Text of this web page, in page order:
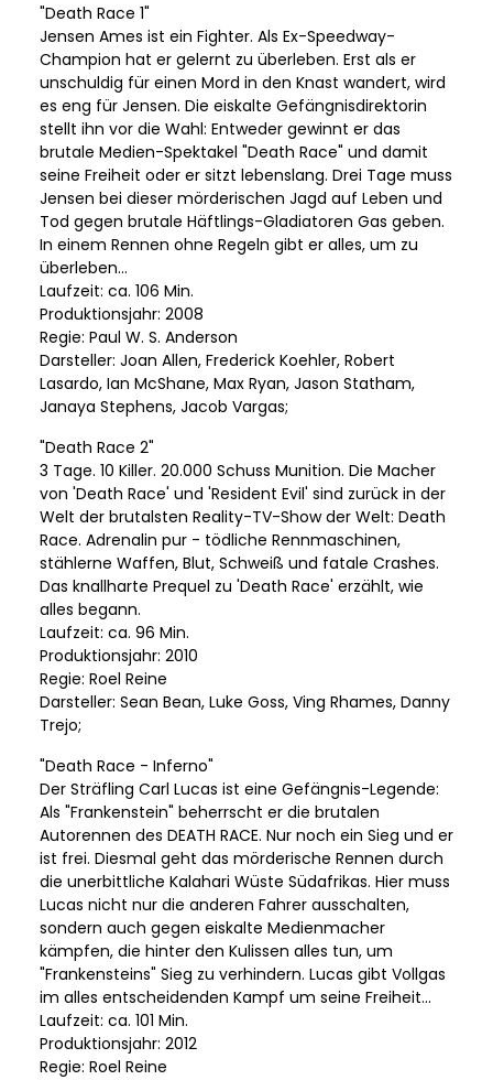
"Death Race 1"
Jensen Ames ist ein Fighter. Als Ex-Speedway-
Champion hat er gelernt zu überleben. Erst als er
unschuldig für einen Mord in den Knast wandert, wird
es eng für Jensen. Die eiskalte Gefängnisdirektorin
stellt ihn vor die Wahl: Entweder gewinnt er das
brutale Medien-Spektakel "Death Race" und damit
seine Freiheit oder er sitzt lebenslang. Drei Tage muss
Jensen bei dieser mörderischen Jagd auf Leben und
Tod gegen brutale Häftlings-Gladiatoren Gas geben.
In einem Rennen ohne Regeln gibt er alles, um zu
überleben...
Laufzeit: ca. 106 Min.
Produktionsjahr: 2008
Regie: Paul W. S. Anderson
Darsteller: Joan Allen, Frederick Koehler, Robert
Lasardo, Ian McShane, Max Ryan, Jason Statham,
Janaya Stephens, Jacob Vargas;
"Death Race 2"
3 Tage. 10 Killer. 20.000 Schuss Munition. Die Macher
von 'Death Race' und 'Resident Evil' sind zurück in der
Welt der brutalsten Reality-TV-Show der Welt: Death
Race. Adrenalin pur - tödliche Rennmaschinen,
stählerne Waffen, Blut, Schweiß und fatale Crashes.
Das knallharte Prequel zu 'Death Race' erzählt, wie
alles begann.
Laufzeit: ca. 96 Min.
Produktionsjahr: 2010
Regie: Roel Reine
Darsteller: Sean Bean, Luke Goss, Ving Rhames, Danny
Trejo;
"Death Race - Inferno"
Der Sträfling Carl Lucas ist eine Gefängnis-Legende:
Als "Frankenstein" beherrscht er die brutalen
Autorennen des DEATH RACE. Nur noch ein Sieg und er
ist frei. Diesmal geht das mörderische Rennen durch
die unerbittliche Kalahari Wüste Südafrikas. Hier muss
Lucas nicht nur die anderen Fahrer ausschalten,
sondern auch gegen eiskalte Medienmacher
kämpfen, die hinter den Kulissen alles tun, um
"Frankensteins" Sieg zu verhindern. Lucas gibt Vollgas
im alles entscheidenden Kampf um seine Freiheit...
Laufzeit: ca. 101 Min.
Produktionsjahr: 2012
Regie: Roel Reine